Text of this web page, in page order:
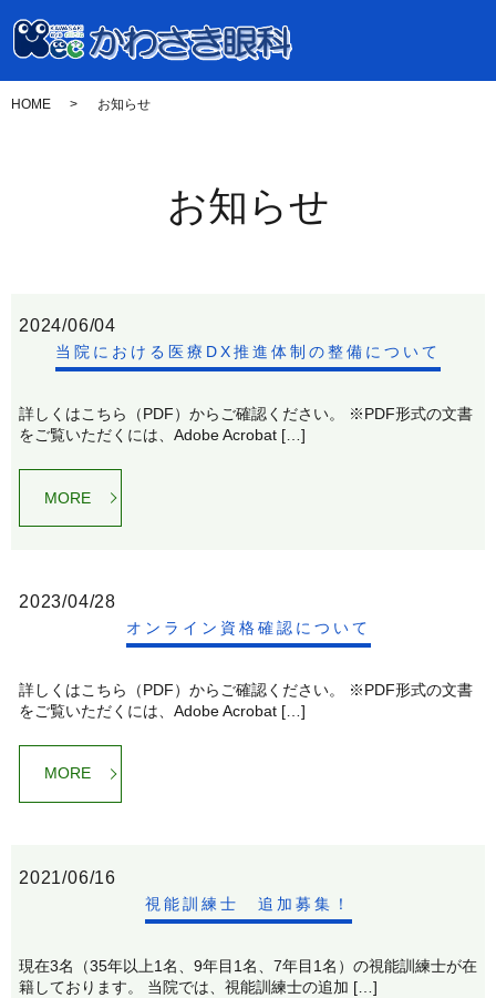
HOME お知らせ
お知らせ
2024/06/04
当院における医療DX推進体制の整備について
詳しくはこちら（PDF）からご確認ください。 ※PDF形式の文書
をご覧いただくには、Adobe Acrobat […]
MORE
2023/04/28
オンライン資格確認について
詳しくはこちら（PDF）からご確認ください。 ※PDF形式の文書
をご覧いただくには、Adobe Acrobat […]
MORE
2021/06/16
視能訓練士 追加募集！
現在3名（35年以上1名、9年目1名、7年目1名）の視能訓練士が在
籍しております。 当院では、視能訓練士の追加 […]